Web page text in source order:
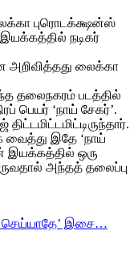
லைக்கா புரொடக்க்ஷன்ஸ்
இயக்கத்தில் நடிகர்
அறிவித்தது லைக்கா
தலைநகரம் படத்தில்
பெயர் ‘நாய் சேகர்’.
வைத்து இதே ‘நாய்
இயக்கத்தில் ஒரு
அந்தத் தலைப்பு
செய்யாதே’ இசை…